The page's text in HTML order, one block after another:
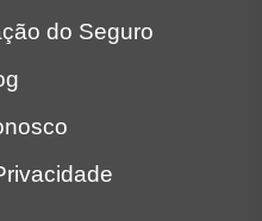
do Seguro